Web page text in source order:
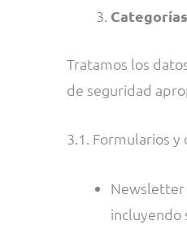
Tratamos los
de seguridad
3.1. Formularios y
Newsletter
incluyendo